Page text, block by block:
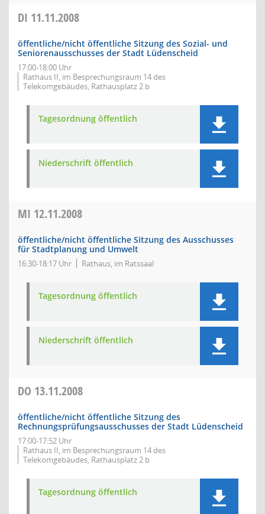
DI 11.11.2008
öffentliche/nicht öffentliche Sitzung des Sozial- und
Seniorenausschusses der Stadt Lüdenscheid
17:00-18:00 Uhr
Rathaus II, im Besprechungsraum 14 des
Telekomgebäudes, Rathausplatz 2 b
Tagesordnung öffentlich
Niederschrift öffentlich
MI 12.11.2008
öffentliche/nicht öffentliche Sitzung des Ausschusses
für Stadtplanung und Umwelt
16:30-18:17 Uhr Rathaus, im Ratssaal
Tagesordnung öffentlich
Niederschrift öffentlich
DO 13.11.2008
öffentliche/nicht öffentliche Sitzung des
Rechnungsprüfungsausschusses der Stadt Lüdenscheid
17:00-17:52 Uhr
Rathaus II, im Besprechungsraum 14 des
Telekomgebäudes, Rathausplatz 2 b
Tagesordnung öffentlich